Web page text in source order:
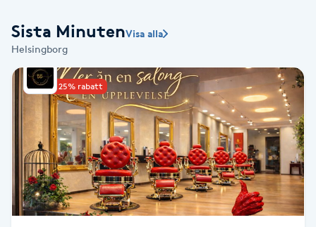
Babylights
Balayage
Bambumassage
Barber
Barnklippning
Sista Minuten
Helsingborg
Visa alla
Upp till 25% rabatt